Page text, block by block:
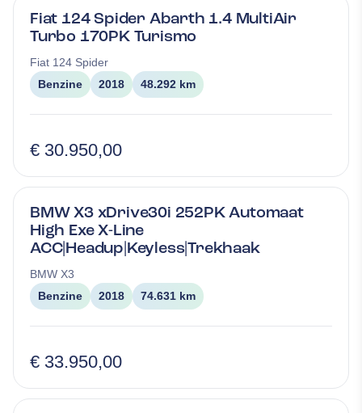
Fiat 124 Spider Abarth 1.4 MultiAir
Turbo 170PK Turismo
Fiat 124 Spider
Benzine
2018 48.292 km
€ 30.950,00
BMW X3 xDrive30i 252PK Automaat
High Exe X-Line
ACC|Headup|Keyless|Trekhaak
BMW X3
Benzine
2018 74.631 km
€ 33.950,00